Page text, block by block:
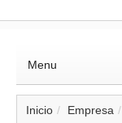
Menu
Inicio Empresa